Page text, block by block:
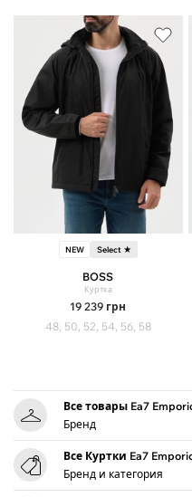
NEW Select ★
BOSS
Куртка
19 239 грн
48, 50, 52, 54, 56, 58
Все товары Ea7
Бренд
Все Куртки Ea7
Бренд и категория